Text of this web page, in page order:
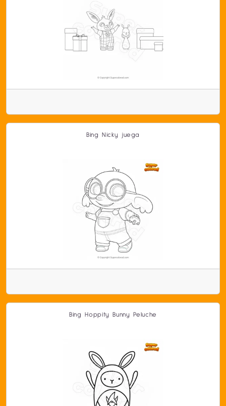
Bing Nicky juega
Bing Hoppity Bunny Peluche